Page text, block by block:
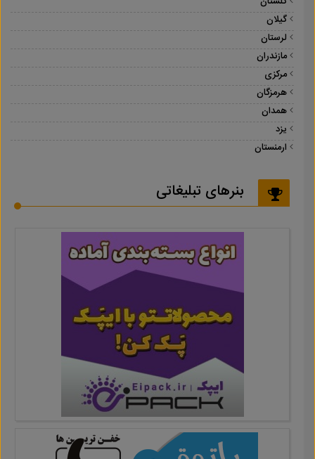
گیلان
لرستان
مازندران
مرکزی
هرمزگان
همدان
یزد
ارمنستان
بنرهای تبلیغاتی